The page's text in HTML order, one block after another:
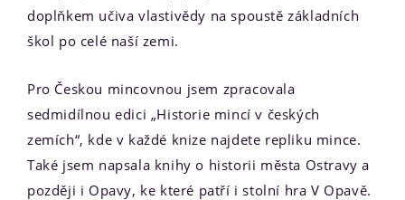
doplňkem učiva vlastivědy na spoustě základních
škol po celé naší zemi.
Pro Českou mincovnou jsem zpracovala
sedmidílnou edici „Historie mincí v českých
zemích“, kde v každé knize najdete repliku mince.
Také jsem napsala knihy o historii města Ostravy a
později i Opavy, ke které patří i stolní hra V Opavě.